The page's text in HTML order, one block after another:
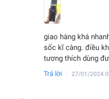
giao hàng khá
sốc kĩ càng. điều
tương thích dùng
Trả lời 27/01/2024